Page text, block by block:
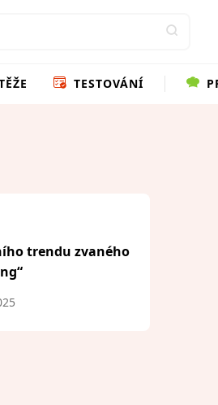
TESTOVÁNÍ
trendu zvaného